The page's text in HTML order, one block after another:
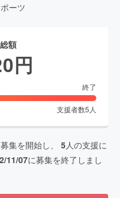
ーツ
額
円
終了
支援者数5 人
集を開始し、 5人の支援に
11/07に募集を終了しまし